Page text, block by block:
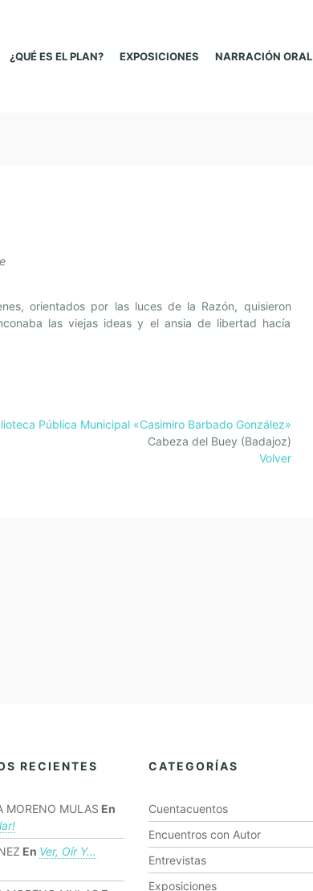
¿QUÉ ES EL PLAN? EXPOSICIONES NARRACIÓN ORAL
orientados por las luces de la Razón, quisieron
las viejas ideas y el ansia de libertad hacía
Pública Municipal «Casimiro Barbado González»
Cabeza del Buey (Badajoz)
Volver
RECIENTES
MORENO MULAS En
En Ver, Oír Y…
CATEGORÍAS
Cuentacuentos
Encuentros con Autor
Entrevistas
Exposiciones